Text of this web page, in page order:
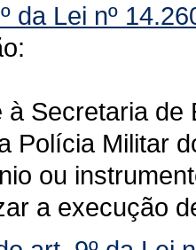
da Lei nº
à Secretaria
Polícia Militar
ou
a execução